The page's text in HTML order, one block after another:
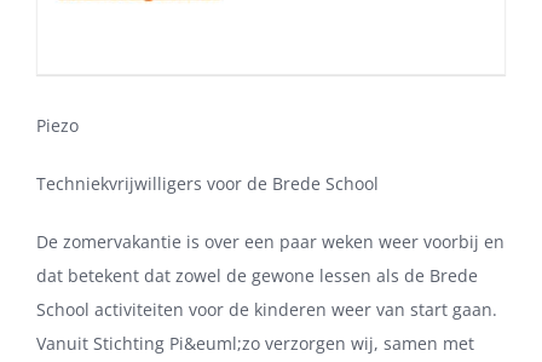
Piezo
Techniekvrijwilligers voor de Brede School
De zomervakantie is over een paar weken weer voorbij en
dat betekent dat zowel de gewone lessen als de Brede
School activiteiten voor de kinderen weer van start gaan.
Vanuit Stichting Pi&euml;zo verzorgen wij, samen met